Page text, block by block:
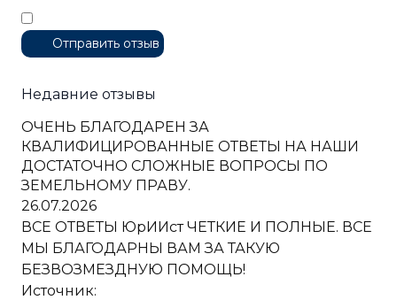
Отправить отзыв
Недавние отзывы
ОЧЕНЬ БЛАГОДАРЕН ЗА
КВАЛИФИЦИРОВАННЫЕ ОТВЕТЫ НА НАШИ
ДОСТАТОЧНО СЛОЖНЫЕ ВОПРОСЫ ПО
ЗЕМЕЛЬНОМУ ПРАВУ.
26.07.2026
ВСЕ ОТВЕТЫ ЮрИИст ЧЕТКИЕ И ПОЛНЫЕ. ВСЕ
МЫ БЛАГОДАРНЫ ВАМ ЗА ТАКУЮ
БЕЗВОЗМЕЗДНУЮ ПОМОЩЬ!
Источник: